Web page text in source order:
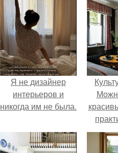
Я не дизайнер
интерьеров и
никогда им не была.